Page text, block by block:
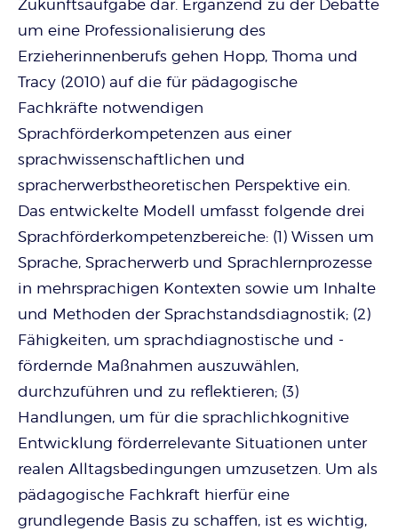
Zukunftsaufgabe dar. Ergänzend zu der Debatte
um eine Professionalisierung des
Erzieherinnenberufs gehen Hopp, Thoma und
Tracy (2010) auf die für pädagogische
Fachkräfte notwendigen
Sprachförderkompetenzen aus einer
sprachwissenschaftlichen und
spracherwerbstheoretischen Perspektive ein.
Das entwickelte Modell umfasst folgende drei
Sprachförderkompetenzbereiche: (1) Wissen um
Sprache, Spracherwerb und Sprachlernprozesse
in mehrsprachigen Kontexten sowie um Inhalte
und Methoden der Sprachstandsdiagnostik; (2)
Fähigkeiten, um sprachdiagnostische und -
fördernde Maßnahmen auszuwählen,
durchzuführen und zu reflektieren; (3)
Handlungen, um für die sprachlichkognitive
Entwicklung förderrelevante Situationen unter
realen Alltagsbedingungen umzusetzen. Um als
pädagogische Fachkraft hierfür eine
grundlegende Basis zu schaffen, ist es wichtig,